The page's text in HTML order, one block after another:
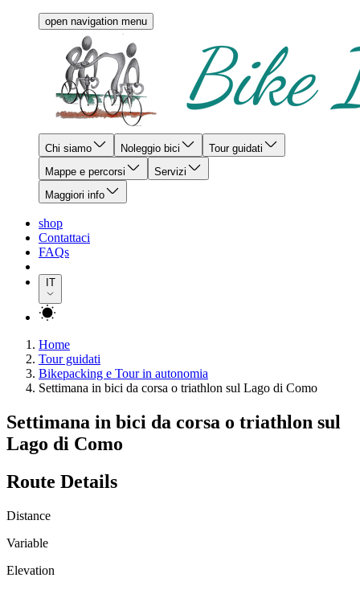
open navigation menu
Chi siamo Noleggio bici
Tour guidati
Mappe e percorsi
Servizi
Maggiori info
shop
Contattaci
FAQs
IT
Home
Tour guidati
Bikepacking e Tour in autonomia
Settimana in bici da corsa o triathlon sul Lago di Como
Settimana in bici da corsa o triathlon sul
Lago di Como
Route Details
Distance
Variable
Elevation